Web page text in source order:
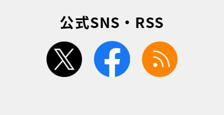
公式SNS・RSS
twitter facebook